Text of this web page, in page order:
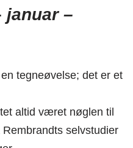
januar –
tegneøvelse; det er et
altid været nøglen til
selvstudier